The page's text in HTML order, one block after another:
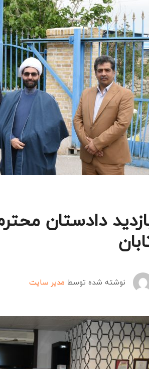
دادستان
نوشته شده توسط مدیر سایت